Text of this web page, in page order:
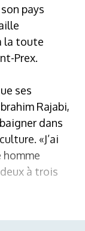
pays
la toute
Prex.
ses
Rajabi,
dans
«J’ai
homme
deux à trois